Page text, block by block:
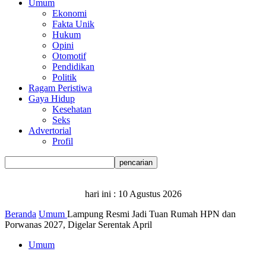
Umum
Ekonomi
Fakta Unik
Hukum
Opini
Otomotif
Pendidikan
Politik
Ragam Peristiwa
Gaya Hidup
Kesehatan
Seks
Advertorial
Profil
hari ini : 10 Agustus 2026
Beranda Umum Lampung Resmi Jadi Tuan Rumah HPN dan
Porwanas 2027, Digelar Serentak April
Umum